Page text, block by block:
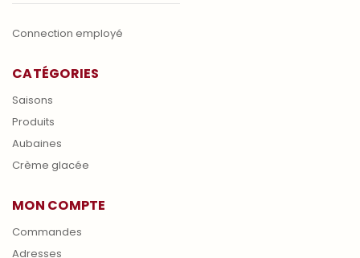
Connection employé
CATÉGORIES
Saisons
Produits
Aubaines
Crème glacée
MON COMPTE
Commandes
Adresses